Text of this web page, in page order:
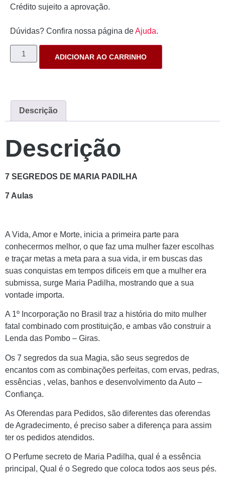
Crédito sujeito a aprovação.
Dúvidas? Confira nossa página deAjuda.
ADICIONAR AO CARRINHO
Descrição
Descrição
7 SEGREDOS DE MARIA PADILHA
7 Aulas
A Vida, Amor e Morte, inicia a primeira parte para
conhecermos melhor, o que faz uma mulher fazer escolhas
e traçar metas a meta para a sua vida, ir em buscas das
suas conquistas em tempos dificeis em que a mulher era
submissa, surge Maria Padilha, mostrando que a sua
vontade importa.
A 1º Incorporação no Brasil traz a história do mito mulher
fatal combinado com prostituição, e ambas vão construir a
Lenda das Pombo – Giras.
Os 7 segredos da sua Magia, são seus segredos de
encantos com as combinações perfeitas, com ervas, pedras,
essências , velas, banhos e desenvolvimento da Auto –
Confiança.
As Oferendas para Pedidos, são diferentes das oferendas
de Agradecimento, é preciso saber a diferença para assim
ter os pedidos atendidos.
O Perfume secreto de Maria Padilha, qual é a essência
principal, Qual é o Segredo que coloca todos aos seus pés.